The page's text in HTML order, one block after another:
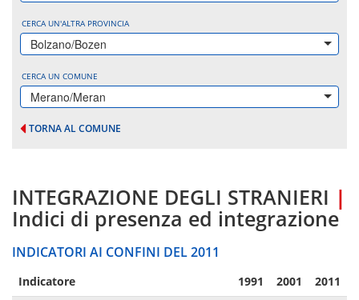
CERCA UN'ALTRA PROVINCIA
Bolzano/Bozen
CERCA UN COMUNE
Merano/Meran
TORNA AL COMUNE
INTEGRAZIONE DEGLI STRANIERI |
Indici di presenza ed integrazione
INDICATORI AI CONFINI DEL 2011
Indicatore 1991 2001 2011